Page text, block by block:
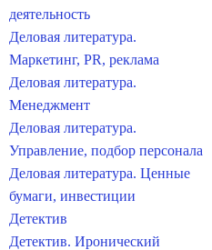
деятельность
Деловая литература.
Маркетинг, PR, реклама
Деловая литература.
Менеджмент
Деловая литература.
Управление, подбор персонала
Деловая литература. Ценные
бумаги, инвестиции
Детектив
Детектив. Иронический